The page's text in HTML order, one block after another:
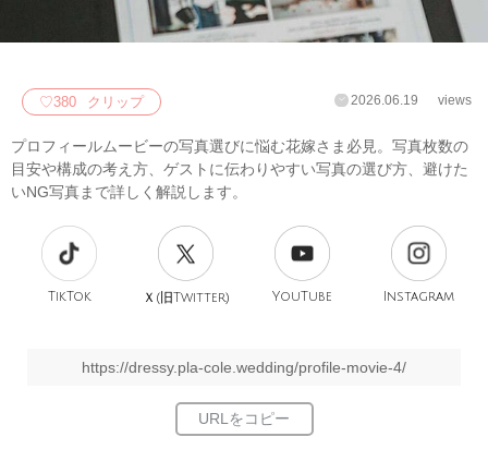
♡380 クリップ 2026.06.19 views
プロフィールムービーの写真選びに悩む花嫁さま必見。写真枚数の
目安や構成の考え方、ゲストに伝わりやすい写真の選び方、避けた
いNG写真まで詳しく解説します。
TikTok Ｘ(旧Twitter) YouTube Instagram
https://dressy.pla-cole.wedding/profile-movie-4/